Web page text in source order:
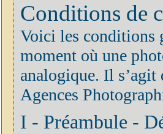
Conditions de
Voici les conditions
moment où une
analogique. Il
Agences
I - Préambule -